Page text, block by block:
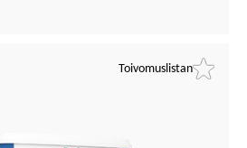
Toivomuslistan